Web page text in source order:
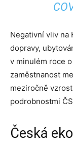
Negativní vliv na
dopravy,
v minulém roce
zaměstnanost
meziročně
podrobnostmi
Česká